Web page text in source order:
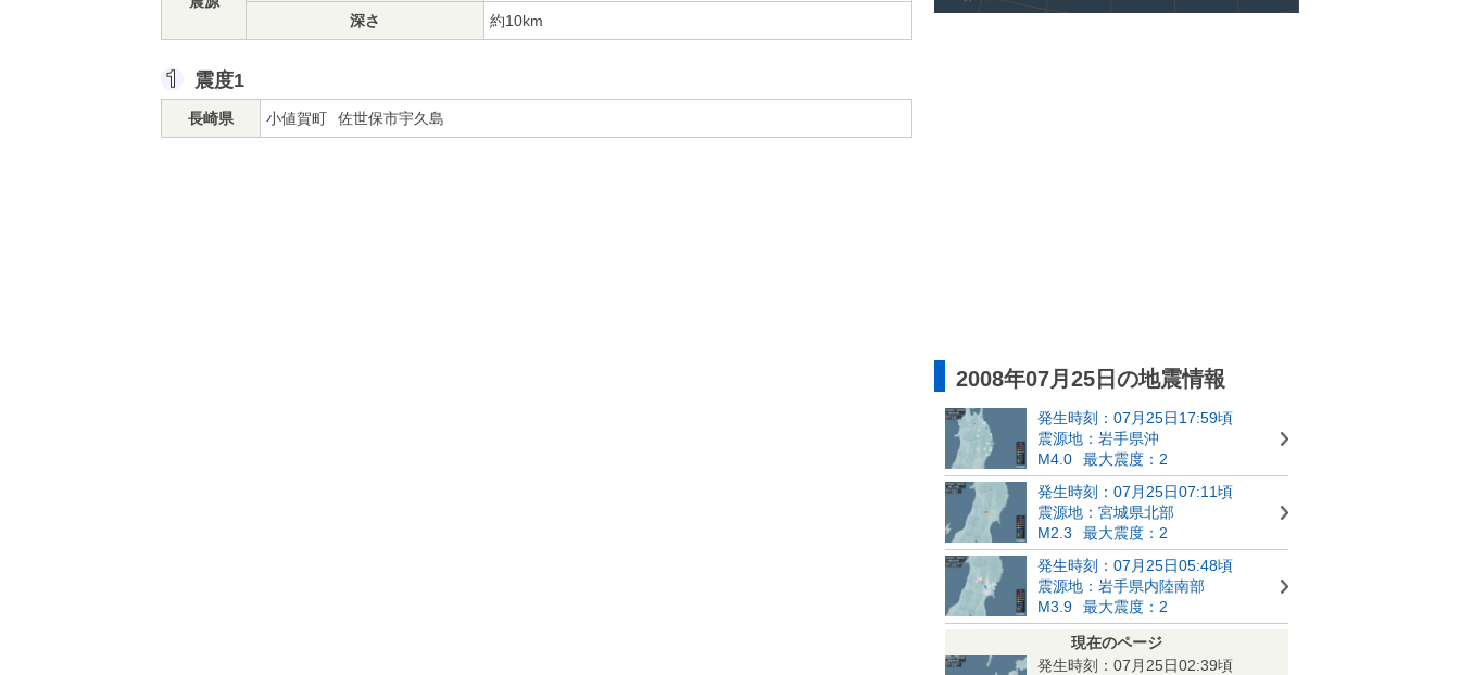
深さ
約10km
震度1
長崎県 小値賀町 佐世保市宇久島
2008年07月25日の地震情報
発生時刻：07月25日17:59頃
震源地：岩手県沖
M4.0
最大震度：2
発生時刻：07月25日07:11頃
震源地：宮城県北部
M2.3
最大震度：2
発生時刻：07月25日05:48頃
震源地：岩手県内陸南部
M3.9
最大震度：2
現在のページ
発生時刻：07月25日02:39頃